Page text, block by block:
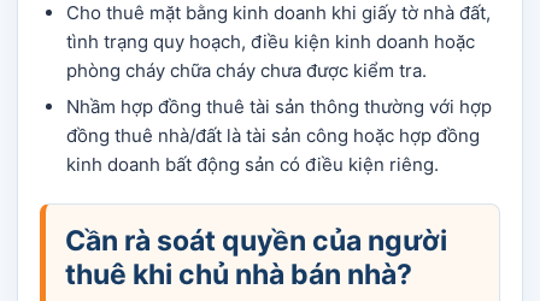
Cho thuê mặt bằng kinh doanh khi giấy tờ nhà đất,
tình trạng quy hoạch, điều kiện kinh doanh hoặc
phòng cháy chữa cháy chưa được kiểm tra.
Nhầm hợp đồng thuê tài sản thông thường với hợp
đồng thuê nhà/đất là tài sản công hoặc hợp đồng
kinh doanh bất động sản có điều kiện riêng.
Cần rà soát quyền của người
thuê khi chủ nhà bán nhà?